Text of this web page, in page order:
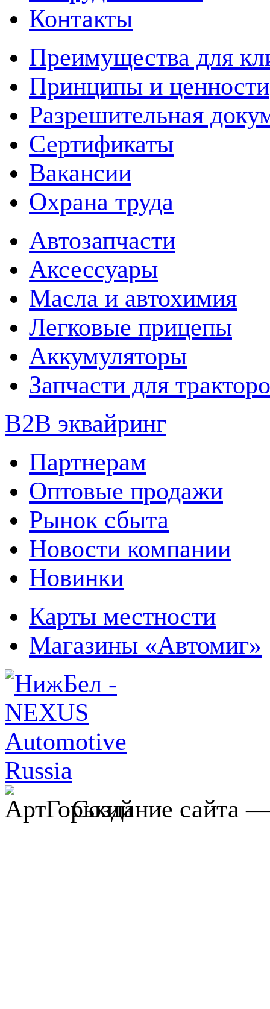
Контакты
Преимущества для
Принципы и ценности
Разрешительная
Сертификаты
Вакансии
Охрана труда
Автозапчасти
Аксессуары
Масла и автохимия
Легковые прицепы
Аккумуляторы
Запчасти для
B2B эквайринг
Партнерам
Оптовые продажи
Рынок сбыта
Новости компании
Новинки
Карты местности
Магазины «Автомиг»
Создание сайта